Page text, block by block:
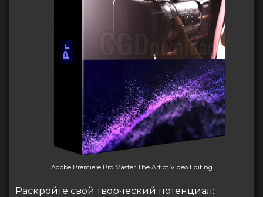
Adobe Premiere Pro Master The Art of Video Editing
Раскройте свой творческий потенциал: